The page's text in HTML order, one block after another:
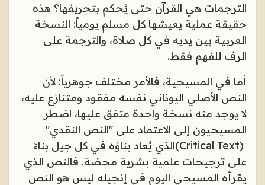
الترجمات هي القرآن حتى يُحكم بتحريفها؟ هذه
حقيقة عملية يعيشها كل مسلم يومياً: النسخة
العربية بين يديه في كل صلاة، والترجمة على
الرف للفهم فقط.
أما في المسيحية، فالأمر مختلف جوهرياً: لأن
النص الأصلي اليوناني نفسه مفقود ومتنازع عليه،
لا يوجد منه نسخة واحدة متفق عليها، اضطر
المسيحيون إلى الاعتماد على "النص النقدي"
(Critical Text)الذي يُعاد بناؤه في كل جيل بناءً
على ترجيحات علمية بشرية محضة. فالنص الذي
يقرأه المسيحي اليوم في إنجيله ليس هو النص